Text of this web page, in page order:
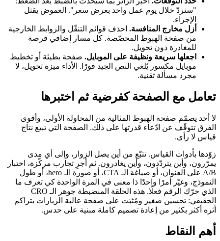
"سنردّ خلال يوم عمل واحد بعرض سعر". الغموض يقتل
الإجراء.
أزل مخارج المنافسة. احذف قوائم التنقّل والروابط الخارجية
من صفحة الهبوط المخصّصة. كل مسار إضافي فرصة
للمغادرة دون تحويل.
اجعلها سريعة ونظيفة على الموبايل. صفحة بطيئة أو تخطيط
موبايل مكسور يُلغي النص الجيد فورًا. الأداء ميزة تحويل، لا
مجرد مسألة تقنية.
تعامل مع الصفحة كفرضية ثم اختبرها
لا أحد يصمّم صفحة الهبوط المثالية من المحاولة الأولى، وأقوى
الفرق تتوقّف عن ادّعاء قدرتها على ذلك. الصفحة التي تبيع نتاج
قياس لا رأي.
زوّدها بأدوات القياس. تتبّع من أين يصل الزوار، وإلى أي مدى
يمرّرون، وأين يتردّدون، وأين يغادرون. ثم أجرِ تجارب مركّزة، اختبار
A/B على العنوان، أو صياغة الـ CTA، أو صورة الـ hero، أو طول
النموذج، وغيّر أمرًا واحدًا ذا معنى في المرة الواحدة كي تعرف ما
الذي حرّك الرقم فعلًا. هذه الحلقة المنضبطة جوهر الـ CRO
الحقيقي: تحسين صغير ومُثبَت على صفحة عالية الزيارات يتراكم
أثره أكثر بكثير من إعادة تصميم كاملة مبنية على حدس.
أهم النقاط